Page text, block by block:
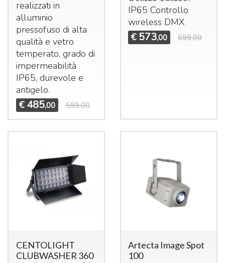
realizzati in
alluminio
pressofuso di alta
qualità e vetro
temperato, grado di
impermeabilità
IP65, durevole e
antigelo.
€ 485,00 599,00
IP65 Controllo
wireless DMX
€ 573,00 699,00
CENTOLIGHT
CLUBWASHER 360
Artecta Image Spot
100